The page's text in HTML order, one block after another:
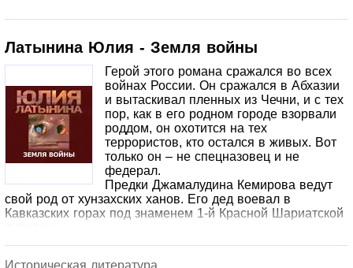
Латынина Юлия - Земля войны
Герой этого романа сражался во всех
войнах России. Он сражался в Абхазии
и вытаскивал пленных из Чечни, и с тех
пор, как в его родном городе взорвали
роддом, он охотится на тех
террористов, кто остался в живых. Вот
только он – не спецназовец и не
федерал.
Предки Джамалудина Кемирова ведут
свой род от хунзахских ханов. Его дед воевал в
Кавказских горах под знаменем 1-й Красной Шариатской
Историческая литература